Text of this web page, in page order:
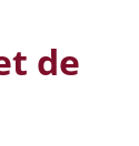
de